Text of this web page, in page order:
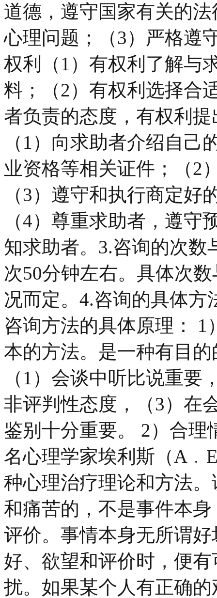
道德，遵守国家有关的
心理问题；（3）严格遵
权利（1）有权利了解与
料；（2）有权利选择合
者负责的态度，有权利
（1）向求助者介绍自
业资格等相关证件；（2
（3）遵守和执行商定好
（4）尊重求助者，遵
知求助者。3.咨询的次数
次50分钟左右。具体次
况而定。4.咨询的具体方
咨询方法的具体原理：
本的方法。是一种有目
（1）会谈中听比说重要
非评判性态度，（3）在
鉴别十分重要。 2）合理
名心理学家埃利斯（
种心理治疗理论和方法
和痛苦的，不是事件本
评价。事情本身无所谓
好、欲望和评价时，便
扰。如果某个人有正确